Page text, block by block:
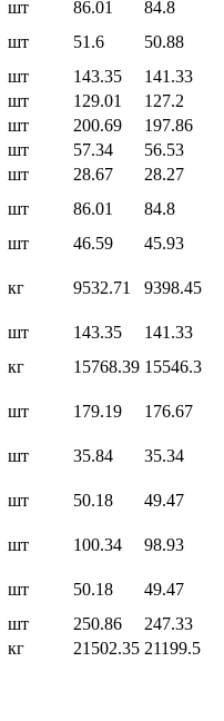
шт 86.01
84.8
шт 51.6
50.88
шт 143.35
141.33
шт 129.01
127.2
шт 200.69
197.86
шт 57.34
56.53
шт 28.67
28.27
шт 86.01
84.8
шт 46.59
45.93
кг 9532.71 9398.45
шт 143.35
141.33
кг 15768.39 15546.3
шт 179.19
176.67
шт 35.84
35.34
шт 50.18
49.47
шт 100.34
98.93
шт 50.18
49.47
шт 250.86
247.33
кг 21502.35 21199.5